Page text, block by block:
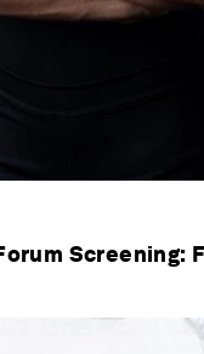
Screening: